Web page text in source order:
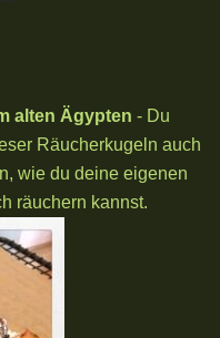
alten Ägypten - Du
Räucherkugeln auch
wie du deine eigenen
räuchern kannst.